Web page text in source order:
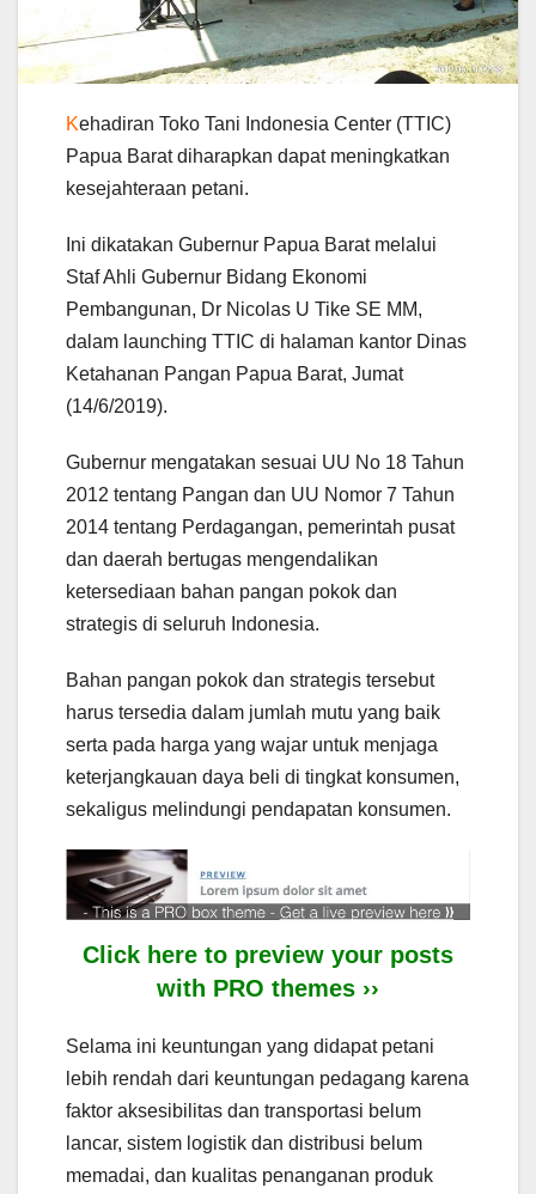
Kehadiran Toko Tani Indonesia Center (TTIC)
Papua Barat diharapkan dapat meningkatkan
kesejahteraan petani.
Ini dikatakan Gubernur Papua Barat melalui
Staf Ahli Gubernur Bidang Ekonomi
Pembangunan, Dr Nicolas U Tike SE MM,
dalam launching TTIC di halaman kantor Dinas
Ketahanan Pangan Papua Barat, Jumat
(14/6/2019).
Gubernur mengatakan sesuai UU No 18 Tahun
2012 tentang Pangan dan UU Nomor 7 Tahun
2014 tentang Perdagangan, pemerintah pusat
dan daerah bertugas mengendalikan
ketersediaan bahan pangan pokok dan
strategis di seluruh Indonesia.
Bahan pangan pokok dan strategis tersebut
harus tersedia dalam jumlah mutu yang baik
serta pada harga yang wajar untuk menjaga
keterjangkauan daya beli di tingkat konsumen,
sekaligus melindungi pendapatan konsumen.
Click here to preview your posts
with PRO themes ››
Selama ini keuntungan yang didapat petani
lebih rendah dari keuntungan pedagang karena
faktor aksesibilitas dan transportasi belum
lancar, sistem logistik dan distribusi belum
memadai, dan kualitas penanganan produk